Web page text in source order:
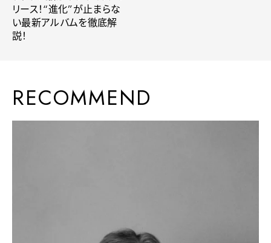
リース！“進化”が止まらな
い最新アルバムを徹底解
説！
RECOMMEND